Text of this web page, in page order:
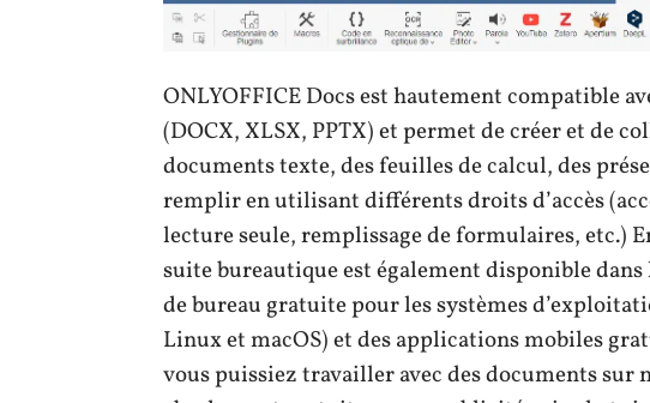
ONLYOFFICE Docs est hautement compatible
(DOCX, XLSX, PPTX) et permet de créer et de
documents texte, des feuilles de calcul, des
remplir en utilisant différents droits d’accès
lecture seule, remplissage de formulaires, etc.)
suite bureautique est également disponible
de bureau gratuite pour les systèmes
Linux et macOS) et des applications mobiles
vous puissiez travailler avec des documents sur